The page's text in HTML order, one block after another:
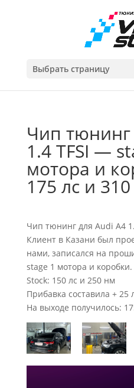
Выбрать страницу
Чип тюнинг
1.4 TFSI —
мотора и
175 лс и
Чип тюнинг для Audi A4
Клиент в Казани был
нами, записался на
stage 1 мотора и коробки.
Stock: 150 лс и 250 нм
Прибавка составила + 25
На выходе получилось: